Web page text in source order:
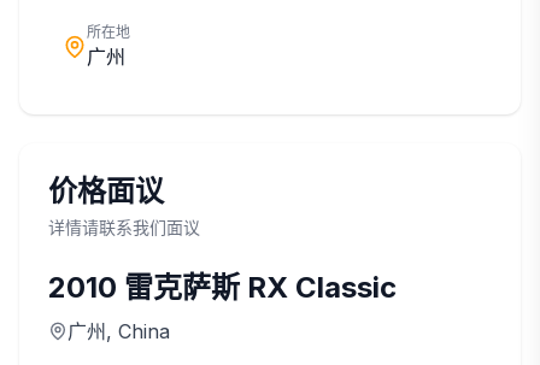
所在地
广州
价格面议
详情请联系我们面议
2010 雷克萨斯 RX Classic
广州 , China